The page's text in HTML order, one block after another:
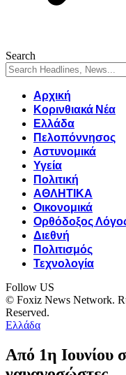
Search
Αρχική
Κορινθιακά Νέα
Ελλάδα
Πελοπόννησος
Αστυνομικά
Υγεία
Πολιτική
ΑΘΛΗΤΙΚΑ
Οικονομικά
Ορθόδοξος
Διεθνή
Πολιτισμός
Τεχνολογία
Follow US
© Foxiz News Network.
Reserved.
Ελλάδα
Από 1η Ιουνίου